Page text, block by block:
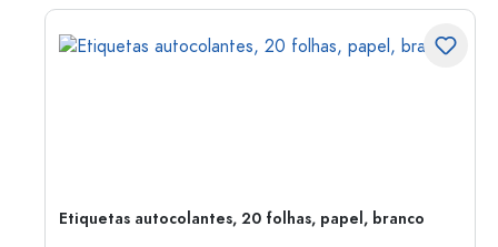
Etiquetas autocolantes, 20 folhas, papel, branco